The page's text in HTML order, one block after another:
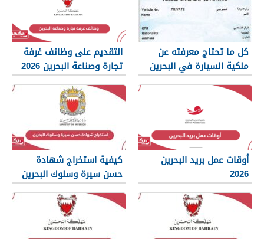
كل ما تحتاج معرفته عن
ملكية السيارة في البحرين
التقديم على وظائف غرفة
تجارة وصناعة البحرين 2026
أوقات عمل بريد البحرين
2026
كيفية استخراج شهادة
حسن سيرة وسلوك البحرين
2026